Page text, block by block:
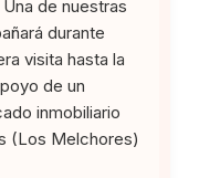
Una de nuestras
durante
visita hasta la
de un
inmobiliario
(Los Melchores)